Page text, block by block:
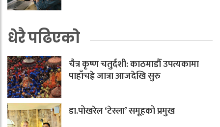
धेरै पढिएको
चैत्र कृष्ण चतुर्दशी: काठमाडौँ उपत्यकामा
पाहाँचह्रे जात्रा आजदेखि सुरु
डा.पोखरेल ‘टेस्ला’ समूहको प्रमुख